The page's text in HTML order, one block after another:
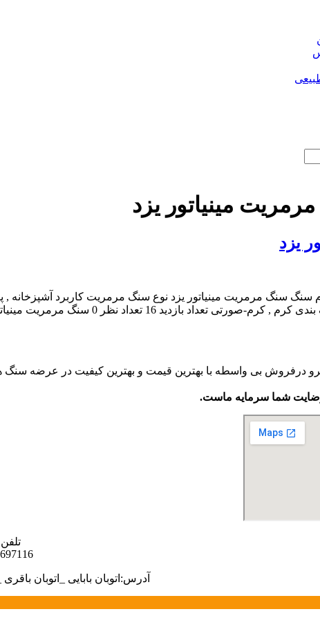
مینیاتور یزد
یزد
سنگ سنگ مرمریت مینیاتور یزد نوع سنگ مرمریت کاربرد
مینیاتور یزد دارای طیف رنگی کرم و طلایی می باشد که تکمیل زیبایی آن با رگه ها و فسیل های […]
بی واسطه با بهترین قیمت و بهترین کیفیت در عرضه سنگ
شما سرمایه ماست.
آدرس:اتوبان بابایی _اتوبان